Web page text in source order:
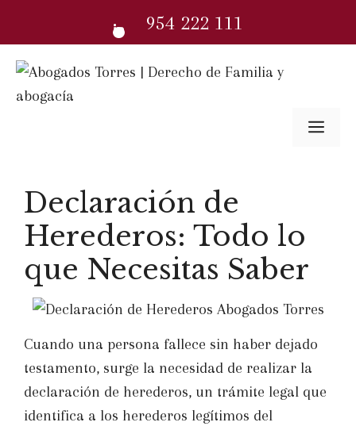
contenido
954 222 111
Declaración de
Herederos: Todo lo
que Necesitas Saber
Cuando una persona fallece sin haber dejado
testamento, surge la necesidad de realizar la
declaración de herederos, un trámite legal que
identifica a los herederos legítimos del